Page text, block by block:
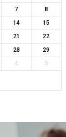
7
8
14
15
21
22
28
29
4 5